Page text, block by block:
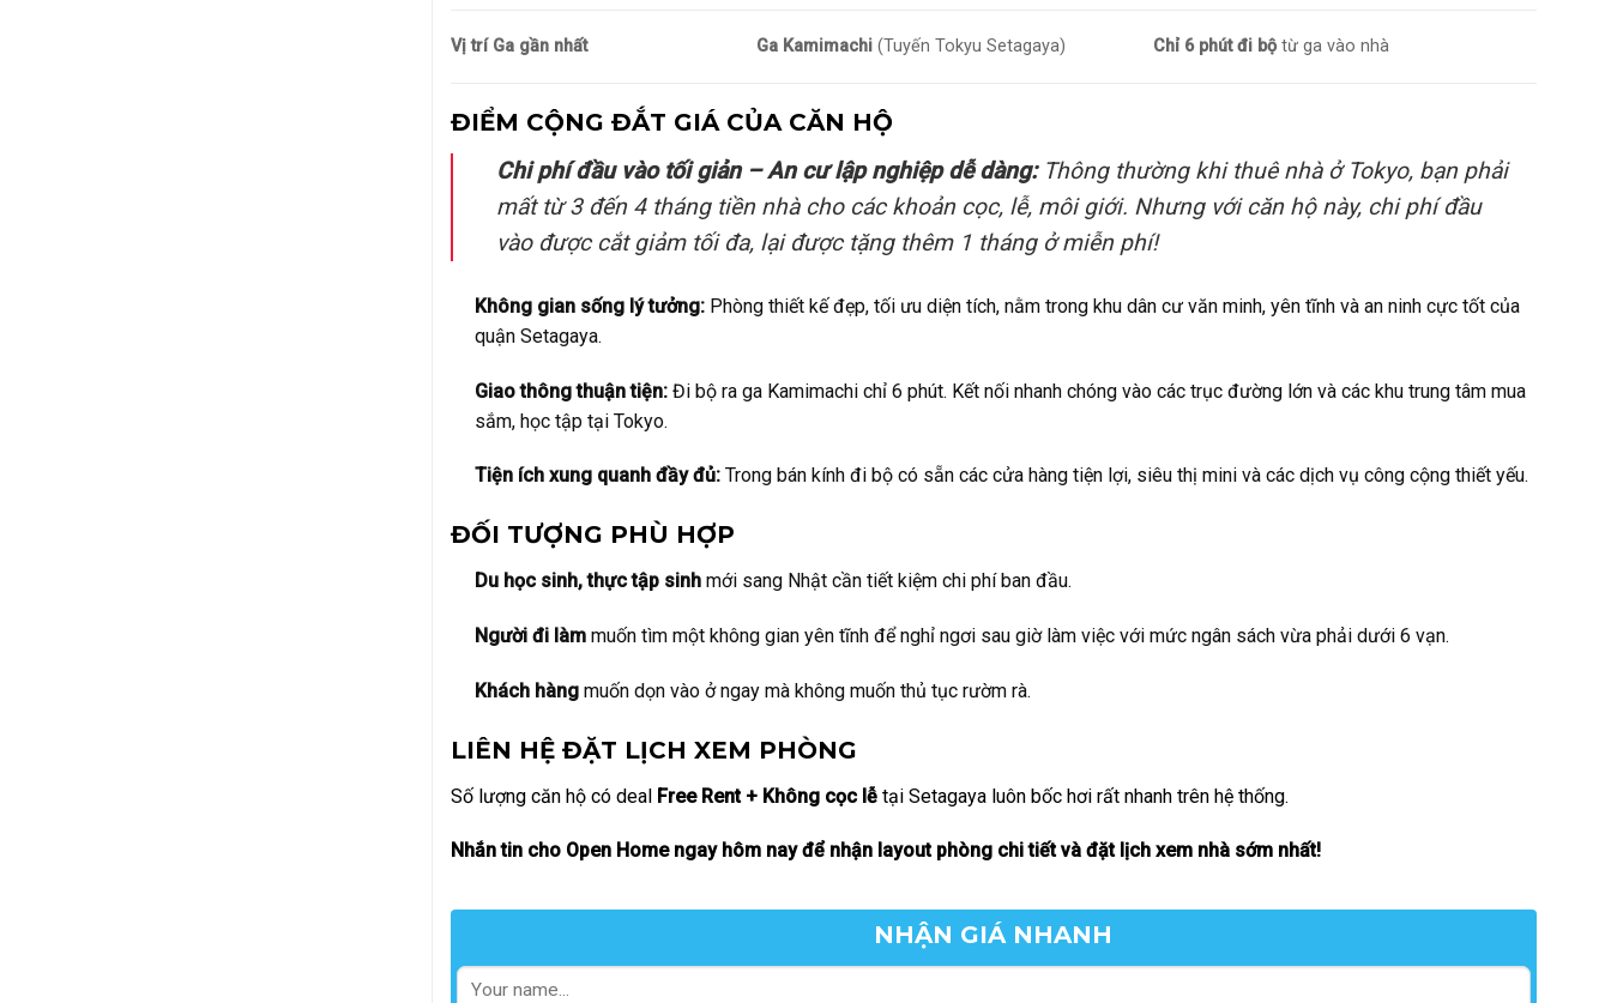
Vị trí Ga gần nhất Ga Kamimachi (Tuyến Tokyu Setagaya) Chỉ 6 phút đi bộ từ ga vào nhà
ĐIỂM CỘNG ĐẮT GIÁ CỦA CĂN HỘ
Chi phí đầu vào tối giản – An cư lập nghiệp dễ dàng:Thông thường khi thuê nhà ở Tokyo, bạn phải
mất từ 3 đến 4 tháng tiền nhà cho các khoản cọc, lễ, môi giới. Nhưng với căn hộ này, chi phí đầu
vào được cắt giảm tối đa, lại được tặng thêm 1 tháng ở miễn phí!
Không gian sống lý tưởng: Phòng thiết kế đẹp, tối ưu diện tích, nằm trong khu dân cư văn minh, yên tĩnh và an ninh cực tốt của
quận Setagaya.
Giao thông thuận tiện: Đi bộ ra ga Kamimachi chỉ 6 phút. Kết nối nhanh chóng vào các trục đường lớn và các khu trung tâm mua
sắm, học tập tại Tokyo.
Tiện ích xung quanh đầy đủ: Trong bán kính đi bộ có sẵn các cửa hàng tiện lợi, siêu thị mini và các dịch vụ công cộng thiết yếu.
ĐỐI TƯỢNG PHÙ HỢP
Du học sinh, thực tập sinh mới sang Nhật cần tiết kiệm chi phí ban đầu.
Người đi làm muốn tìm một không gian yên tĩnh để nghỉ ngơi sau giờ làm việc với mức ngân sách vừa phải dưới 6 vạn.
Khách hàng muốn dọn vào ở ngay mà không muốn thủ tục rườm rà.
LIÊN HỆ ĐẶT LỊCH XEM PHÒNG
Số lượng căn hộ có deal Free Rent + Không cọc lễtại Setagaya luôn bốc hơi rất nhanh trên hệ thống.
Nhắn tin cho Open Home ngay hôm nay để nhận layout phòng chi tiết và đặt lịch xem nhà sớm nhất!
NHẬN GIÁ NHANH